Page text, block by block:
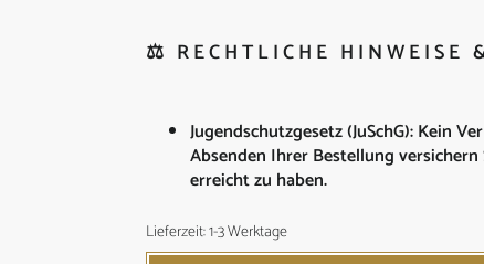
⚖️ RECHTLICHE HINWEISE
Jugendschutzgesetz (JuSchG): Kein
Absenden Ihrer Bestellung
erreicht zu haben.
Lieferzeit: 1-3 Werktage